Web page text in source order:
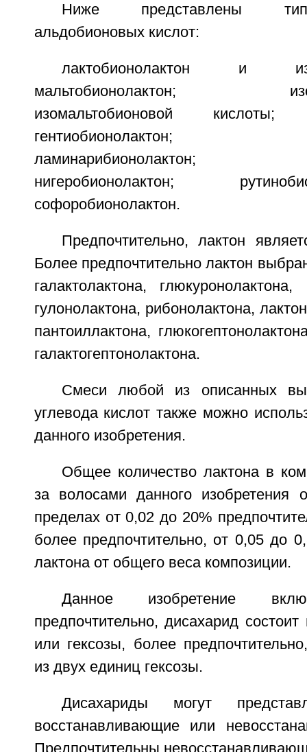
Ниже представлены
альдобионовых кислот:
лактобионолактон и
мальтобионолактон;
изомальтобионовой кислоты;
гентиобионолактон;
ламинарибионолактон;
нигеробионолактон;
софоробионолактон.
Предпочтительно, лактон
Более предпочтительно лактон
галактолактона, глюкуронолактона,
гулонолактона, рибонолактона,
пантоиллактона,
галактогептонолактона.
Смеси любой из описанных
углевода кислот также можно
данного изобретения.
Общее количество лактона в
за волосами данного изобретения
пределах от 0,02 до 20%
более предпочтительно, от 0,05 до
лактона от общего веса композиции.
Данное изобретение
предпочтительно, дисахарид
или гексозы, более
из двух единиц гексозы.
Дисахариды могут
восстанавливающие или
Предпочтительны